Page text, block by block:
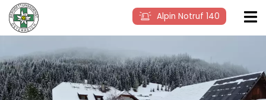
Alpin Notruf 140